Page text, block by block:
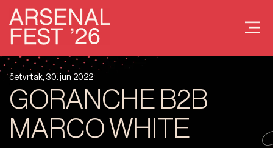
četvrtak, 30. jun 2022
GORANCHE B2B
MARCO WHITE